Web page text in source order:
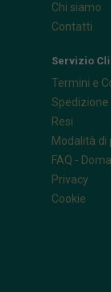
Chi siamo
Contatti
Servizio
Termini e
Spedizione
Resi
Modalità
FAQ -
Privacy
Cookie